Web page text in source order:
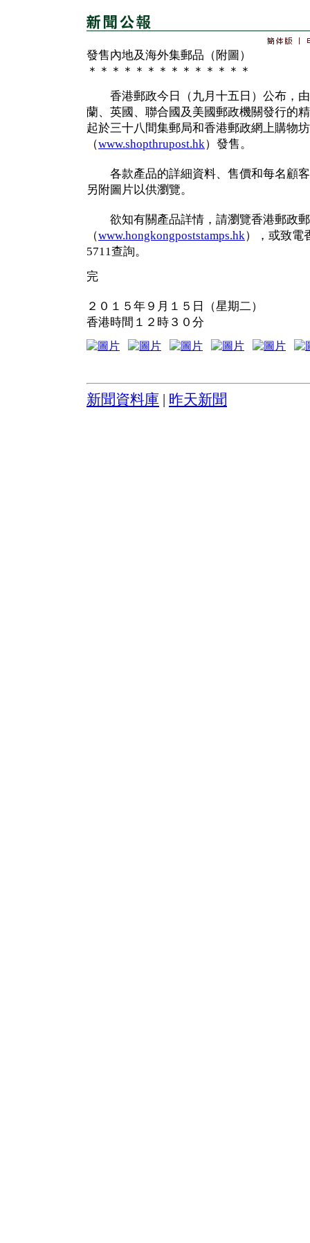
發售內地及海外集郵品（附圖）
＊＊＊＊＊＊＊＊＊＊＊＊＊＊
香港郵政今日（九月十五日）公布，由
蘭、英國、聯合國及美國郵政機關發行的
起於三十八間集郵局和香港郵政網上購物
（www.shopthrupost.hk）發售。
各款產品的詳細資料、售價和每名顧客
另附圖片以供瀏覽。
欲知有關產品詳情，請瀏覽香港郵政郵
（www.hongkongpoststamps.hk），或致電
5711查詢。
完
２０１５年９月１５日（星期二）
香港時間１２時３０分
新聞資料庫 昨天新聞